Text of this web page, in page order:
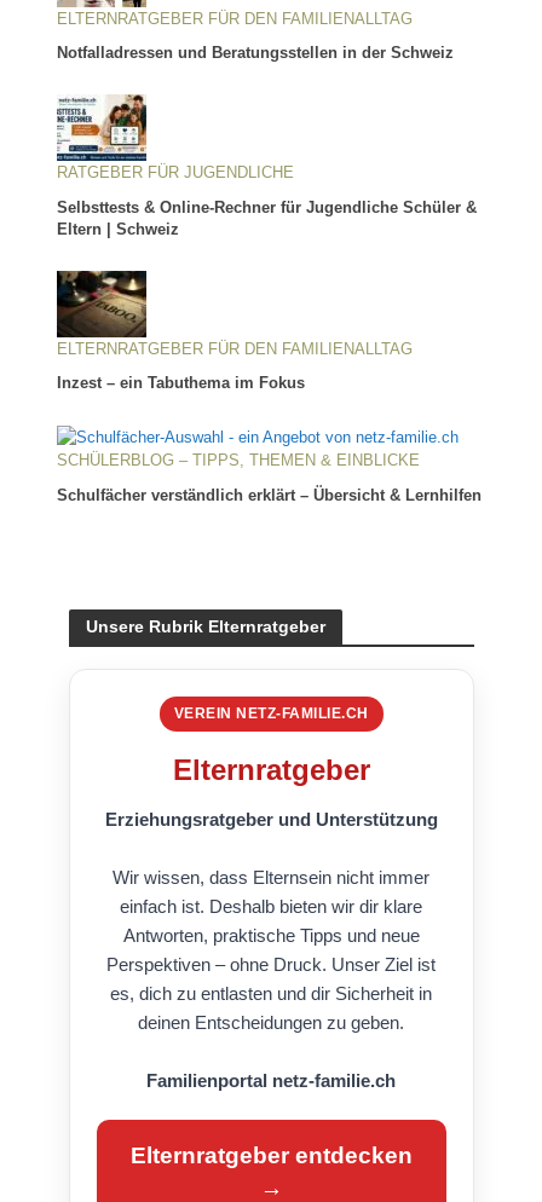
ELTERNRATGEBER FÜR DEN FAMILIENALLTAG
Notfalladressen und Beratungsstellen in der Schweiz
RATGEBER FÜR JUGENDLICHE
Selbsttests & Online-Rechner für Jugendliche Schüler &
Eltern | Schweiz
ELTERNRATGEBER FÜR DEN FAMILIENALLTAG
Inzest – ein Tabuthema im Fokus
SCHÜLERBLOG – TIPPS, THEMEN & EINBLICKE
Schulfächer verständlich erklärt – Übersicht & Lernhilfen
Unsere Rubrik Elternratgeber
VEREIN NETZ-FAMILIE.CH
Elternratgeber
Erziehungsratgeber und Unterstützung
Wir wissen, dass Elternsein nicht immer
einfach ist. Deshalb bieten wir dir klare
Antworten, praktische Tipps und neue
Perspektiven – ohne Druck. Unser Ziel ist
es, dich zu entlasten und dir Sicherheit in
deinen Entscheidungen zu geben.
Familienportal netz-familie.ch
Elternratgeber entdecken
→